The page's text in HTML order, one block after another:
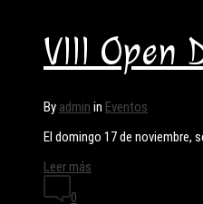
VIII Open
By admin in Eventos
El domingo 17 de noviembre,
Leer más
0